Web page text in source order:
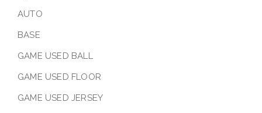
AUTO
BASE
GAME USED BALL
GAME USED FLOOR
GAME USED JERSEY